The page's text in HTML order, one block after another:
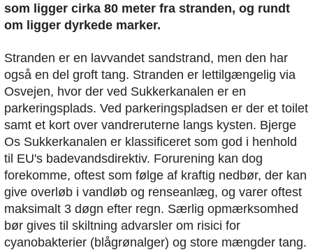
som ligger cirka 80 meter fra stranden, og rundt
om ligger dyrkede marker.
Stranden er en lavvandet sandstrand, men den har
også en del groft tang. Stranden er lettilgængelig via
Osvejen, hvor der ved Sukkerkanalen er en
parkeringsplads. Ved parkeringspladsen er der et toilet
samt et kort over vandreruterne langs kysten. Bjerge
Os Sukkerkanalen er klassificeret som god i henhold
til EU's badevandsdirektiv. Forurening kan dog
forekomme, oftest som følge af kraftig nedbør, der kan
give overløb i vandløb og renseanlæg, og varer oftest
maksimalt 3 døgn efter regn. Særlig opmærksomhed
bør gives til skiltning advarsler om risici for
cyanobakterier (blågrønalger) og store mængder tang.